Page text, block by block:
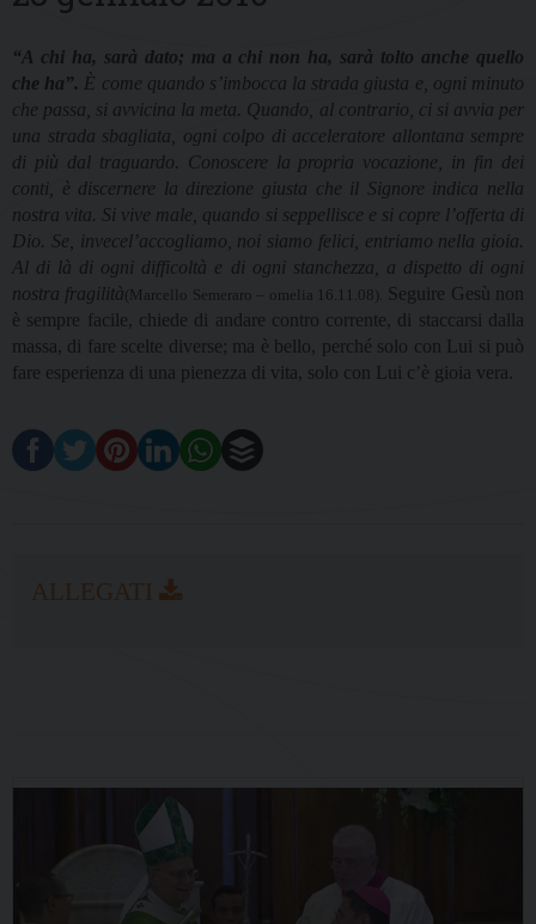
“A chi ha, sarà dato; ma a chi non ha, sarà tolto anche quello
che ha”. È come quando s’imbocca la strada giusta e, ogni minuto
che passa, si avvicina la meta. Quando, al contrario, ci si avvia per
una strada sbagliata, ogni colpo di acceleratore allontana sempre
di più dal traguardo. Conoscere la propria vocazione, in fin dei
conti, è discernere la direzione giusta che il Signore indica nella
nostra vita. Si vive male, quando si seppellisce e si copre l’offerta di
Dio. Se, invecel’accogliamo, noi siamo felici, entriamo nella gioia.
Al di là di ogni difficoltà e di ogni stanchezza, a dispetto di ogni
nostra fragilità(Marcello Semeraro – omelia 16.11.08). Seguire Gesù non
è sempre facile, chiede di andare contro corrente, di staccarsi dalla
massa, di fare scelte diverse; ma è bello, perché solo con Lui si può
fare esperienza di una pienezza di vita, solo con Lui c’è gioia vera.